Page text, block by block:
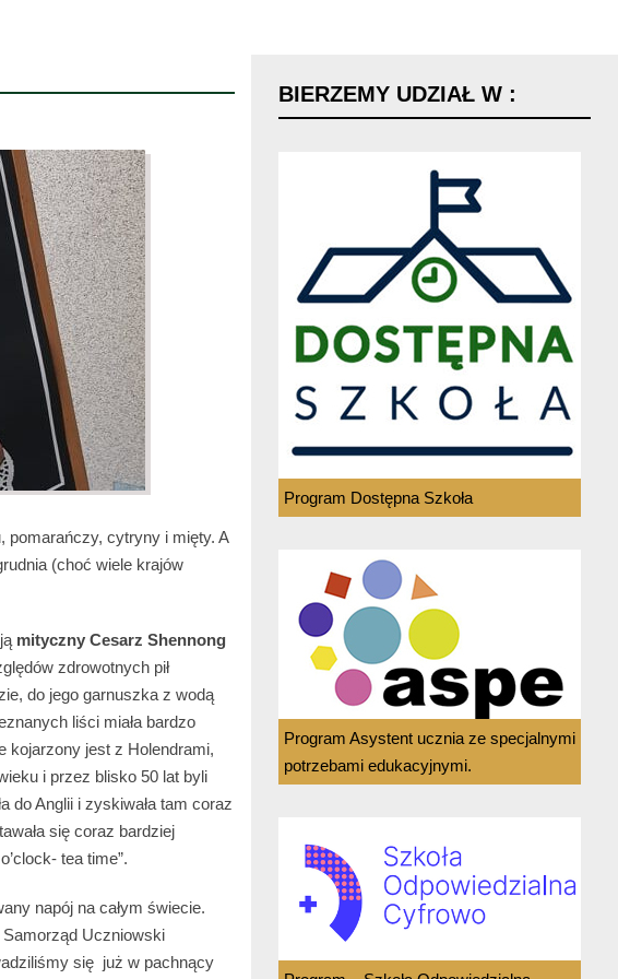
pomarańczy, cytryny i mięty. A
(choć wiele krajów
mityczny Cesarz Shennong
zdrowotnych pił
do jego garnuszka z wodą
liści miała bardzo
kojarzony jest z Holendrami,
i przez blisko 50 lat byli
do Anglii i zyskiwała tam coraz
się coraz bardziej
tea time”.
napój na całym świecie.
Uczniowski
się już w pachnący
BIERZEMY UDZIAŁ W :
Program Dostępna Szkoła
Program Asystent ucznia ze specjalnymi
potrzebami edukacyjnymi.